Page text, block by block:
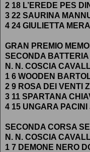
2 18 L’EREDE PES
3 22 SAURINA
4 24 GIULIETTA
GRAN PREMIO
SECONDA BATTERIA
N. N. COSCIA
1 6 WOODEN
2 9 ROSA DEI VENTI
3 11 SPARTANA
4 15 UNGARA PACINI
SECONDA CORSA
N. N. COSCIA
1 7 DEMONE NERO